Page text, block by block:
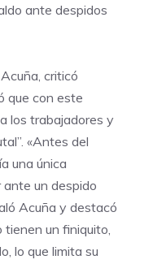
ante despidos
criticó
que con este
los trabajadores y
«Antes del
una única
un despido
Acuña y destacó
tienen un finiquito,
lo que limita su